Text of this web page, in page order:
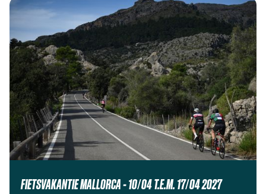
FIETSVAKANTIE MALLORCA - 10/04 T.E.M. 17/04 2027